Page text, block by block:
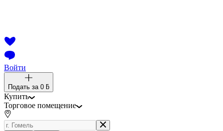
Войти
Подать за 0 ƃ
Купить
Торговое помещение